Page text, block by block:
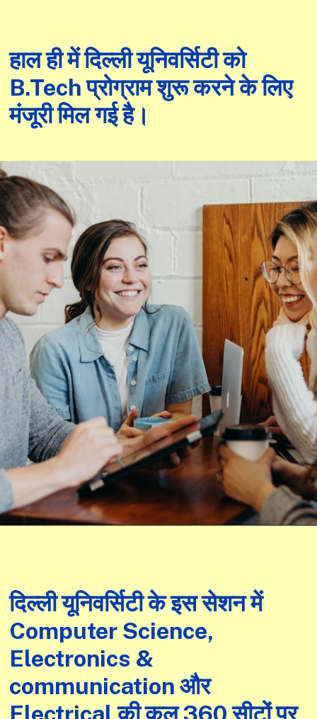
हाल ही में दिल्ली यूनिवर्सिटी को
B.Tech प्रोग्राम शुरू करने के लिए
मंजूरी मिल गई है।
दिल्ली यूनिवर्सिटी के इस सेशन में
Computer Science,
Electronics &
communication और